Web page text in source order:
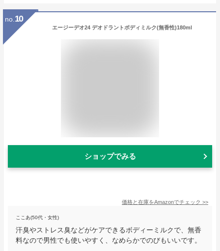
no. 10
エージーデオ24 デオドラントボディミルク(無香性)180ml
ショップでみる
価格と在庫をAmazonでチェック >>
ここあ(50代・女性)
汗臭やストレス臭などがケアできるボディーミルクで、無香
料なので男性でも使いやすく、なめらかでのびもいいです。